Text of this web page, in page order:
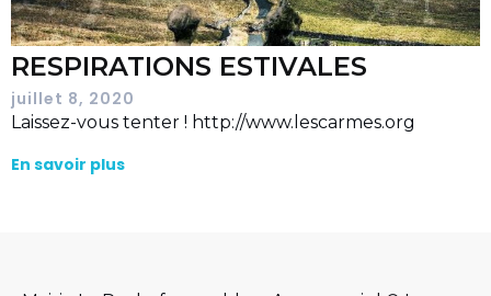
RESPIRATIONS ESTIVALES
juillet 8, 2020
Laissez-vous tenter ! http://www.lescarmes.org
En savoir plus